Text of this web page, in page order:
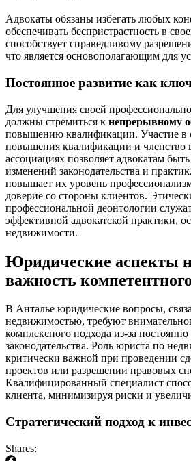
Адвокаты обязаны избегать любых
обеспечивать беспристрастность в
способствует справедливому
что является основополагающим для
Постоянное развитие как
Для улучшения своей
должны стремиться к непрерывному
повышению квалификации. Участие в
повышения квалификации и членство
ассоциациях позволяет адвокатам
изменений законодательства и
повышает их уровень
доверие со стороны клиентов.
профессиональной деонтологии
эффективной адвокатской практики,
недвижимости.
Юридические аспекты
важность
В Анталье юридические вопросы,
недвижимостью, требуют
комплексного подхода из-за
законодательства. Роль юриста по
критически важной при проведении
проектов или разрешении правовых
Квалифицированный специалист
клиента, минимизируя риски и
Стратегический подход к
Shares: